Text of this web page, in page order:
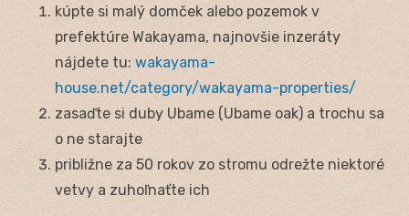
kúpte si malý domček alebo pozemok v
prefektúre Wakayama, najnovšie inzeráty
nájdete tu: wakayama-
house.net/category/wakayama-properties/
zasaďte si duby Ubame (Ubame oak) a trochu sa
o ne starajte
približne za 50 rokov zo stromu odrežte niektoré
vetvy a zuhoľnaťte ich